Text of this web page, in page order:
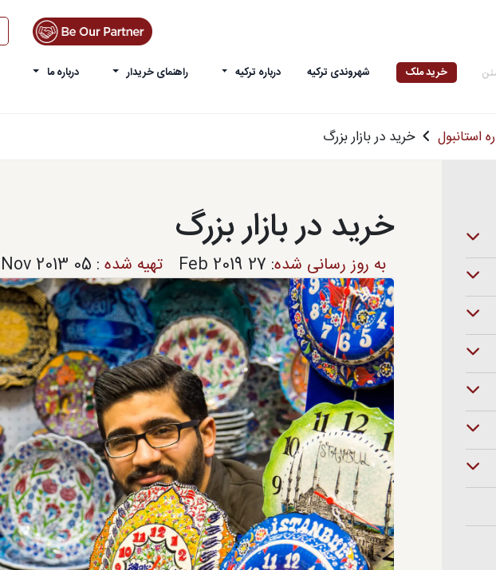
خرید ملک شهروندی ترکیه درباره ترکیه راهنمای خریدار درباره ما
استانبول خرید در بازار بزرگ
خرید در بازار بزرگ
به‌ روز رسانی شده:
27 Feb 2019 تهیه شده :
05 Nov 2013